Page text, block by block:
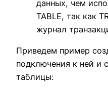
данных, чем
TABLE, так как
журнал
Приведем пример
подключения к ней и
таблицы: